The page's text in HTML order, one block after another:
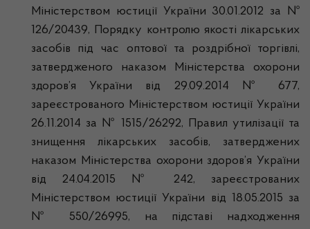
Міністерством юстиції України 30.01.2012 за №
126/20439, Порядку контролю якості лікарських
засобів під час оптової та роздрібної торгівлі,
затвердженого наказом Міністерства охорони
здоров’я України від 29.09.2014 № 677,
зареєстрованого Міністерством юстиції України
26.11.2014 за № 1515/26292, Правил утилізації та
знищення лікарських засобів, затверджених
наказом Міністерства охорони здоров’я України
від 24.04.2015 № 242, зареєстрованих
Міністерством юстиції України від 18.05.2015 за
№ 550/26995, на підставі надходження